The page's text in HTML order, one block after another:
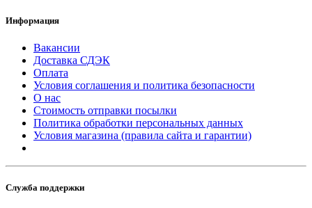
Информация
Вакансии
Доставка СДЭК
Оплата
Условия соглашения и политика безопасности
О нас
Стоимость отправки посылки
Политика обработки персональных данных
Условия магазина (правила сайта и гарантии)
Служба поддержки